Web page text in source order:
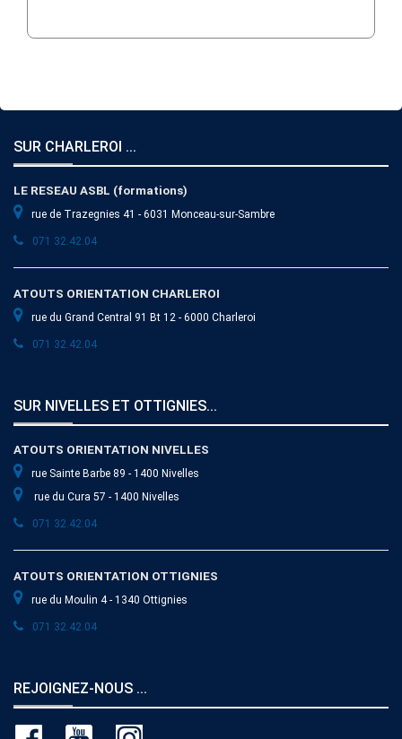
SUR CHARLEROI ...
LE RESEAU ASBL (formations)
rue de Trazegnies 41 - 6031 Monceau-sur-Sambre
071 32.42.04
ATOUTS ORIENTATION CHARLEROI
rue du Grand Central 91 Bt 12 - 6000 Charleroi
071 32.42.04
SUR NIVELLES ET OTTIGNIES...
ATOUTS ORIENTATION NIVELLES
rue Sainte Barbe 89 - 1400 Nivelles
rue du Cura 57 - 1400 Nivelles
071 32.42.04
ATOUTS ORIENTATION OTTIGNIES
rue du Moulin 4 - 1340 Ottignies
071 32.42.04
REJOIGNEZ-NOUS ...